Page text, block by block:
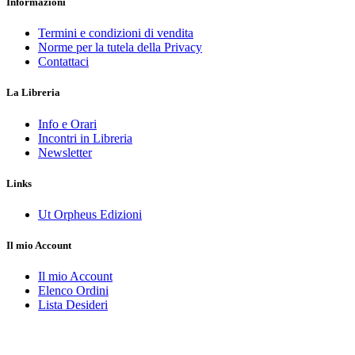
Termini e condizioni di vendita
Norme per la tutela della Privacy
Contattaci
La Libreria
Info e Orari
Incontri in Libreria
Newsletter
Links
Ut Orpheus Edizioni
Il mio Account
Il mio Account
Elenco Ordini
Lista Desideri